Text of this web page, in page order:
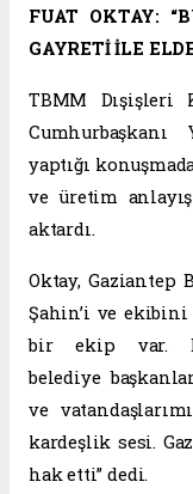
FUAT OKTAY:
GAYRETİ İLE
TBMM Dışişleri
Cumhurbaşkanı
yaptığı
ve üretim
aktardı.
Oktay, Gaziantep
Şahin’i ve ekibini
bir ekip var.
belediye
ve
kardeşlik sesi.
hak etti” dedi.